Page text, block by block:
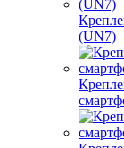
(UN7)